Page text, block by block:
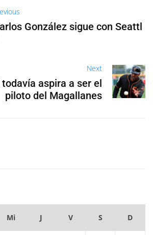
González sigue con Seattl
Next
aspira a ser el
piloto del Magallanes
Mi J V S D